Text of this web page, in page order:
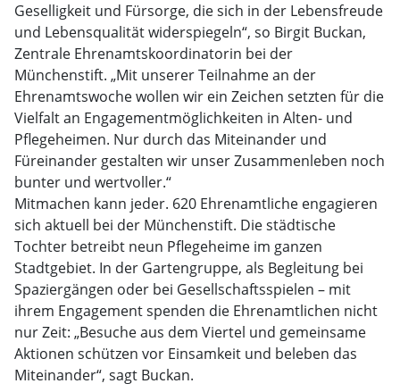
Geselligkeit und Fürsorge, die sich in der Lebensfreude
und Lebensqualität widerspiegeln“, so Birgit Buckan,
Zentrale Ehrenamtskoordinatorin bei der
Münchenstift. „Mit unserer Teilnahme an der
Ehrenamtswoche wollen wir ein Zeichen setzten für die
Vielfalt an Engagementmöglichkeiten in Alten- und
Pflegeheimen. Nur durch das Miteinander und
Füreinander gestalten wir unser Zusammenleben noch
bunter und wertvoller.“
Mitmachen kann jeder. 620 Ehrenamtliche engagieren
sich aktuell bei der Münchenstift. Die städtische
Tochter betreibt neun Pflegeheime im ganzen
Stadtgebiet. In der Gartengruppe, als Begleitung bei
Spaziergängen oder bei Gesellschaftsspielen – mit
ihrem Engagement spenden die Ehrenamtlichen nicht
nur Zeit: „Besuche aus dem Viertel und gemeinsame
Aktionen schützen vor Einsamkeit und beleben das
Miteinander“, sagt Buckan.